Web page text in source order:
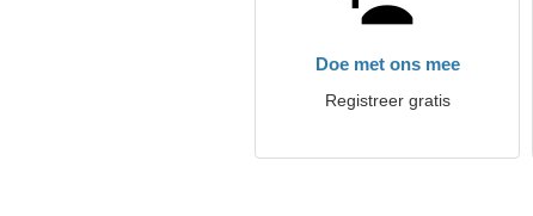
Doe met ons mee
Registreer gratis